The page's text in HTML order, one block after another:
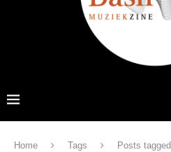
Home Tags Posts